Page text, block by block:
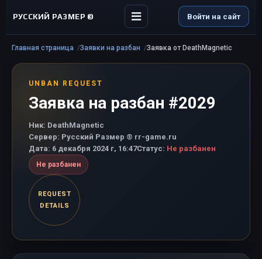
РУССКИЙ РАЗМЕР © Войти на сайт
Главная страница Заявки на разбан Заявка от DeathMagnetic
UNBAN REQUEST
Заявка на разбан #2029
Ник: DeathMagnetic
Сервер: Русский Размер ® rr-game.ru
Дата: 6 декабря 2024 г, 16:47Статус: Не разбанен
Не разбанен
REQUEST
DETAILS